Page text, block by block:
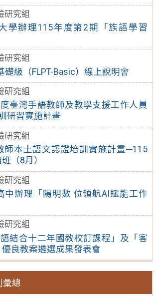
研究組
學辦理115年度第2期「族語學習
研究組
礎級（FLPT-Basic）線上說明會
研究組
臺灣手語教師及教學支援工作人員
研習實施計畫
研究組
師本土語文認證培訓實施計畫─115
（8月）
研究組
中辦理「陽明數 位領航AI賦能工作
研究組
結合十二年國教校訂課程」及「客
良教案遴選成果發表會
彙總